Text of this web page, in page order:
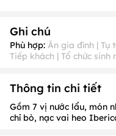
nhật, vui lòng liên hệ để
2. Quy định về thời
- Nhà hàng luôn nhận
*Lưu ý:
- Quý khách vui lòng đặt
tốt nhất.
4. Quy định về Thời
Ghi chú
Phù hợp: Ăn gia đình | Tụ
Tiếp khách | Tổ chức sinh
Thông tin chi tiết
Gồm 7 vị nước lẩu, món
chỉ bò, nạc vai heo